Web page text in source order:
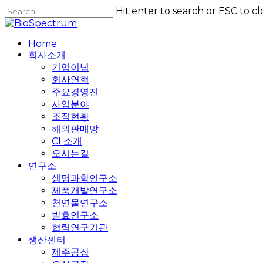
Skip
to
content
Hit enter to search or ESC to
Close
Home
회사소개
기업이념
회사연혁
주요경영진
사업분야
조직현황
해외판매망
CI 소개
오시는길
연구소
생명과학연구소
제품개발연구소
천연물연구소
발효연구소
협력연구기관
생산센터
제주공장